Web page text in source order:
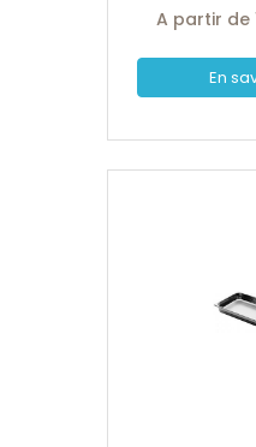
A partir de
En